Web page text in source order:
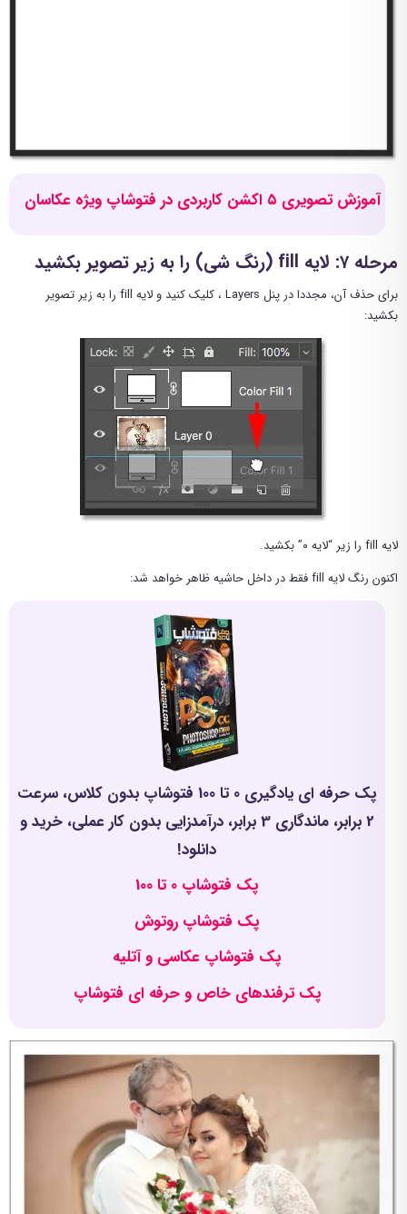
آموزش تصویری ۵ اکشن کاربردی در فتوشاپ ویژه عکاسان
مرحله ۷: لایه fill (رنگ شی) را به زیر تصویر بکشید
برای حذف آن، مجددا در پنل Layers ، کلیک کنید و لایه fill را به زیر تصویر
بکشید:
لایه fill را زیر “لایه ۰” بکشید.
اکنون رنگ لایه fill فقط در داخل حاشیه ظاهر خواهد شد:
پک حرفه ای یادگیری 0 تا 100 فتوشاپ بدون کلاس، سرعت
2 برابر، ماندگاری 3 برابر، درآمدزایی بدون کار عملی، خرید و
دانلود!
پک فتوشاپ 0 تا 100
پک فتوشاپ روتوش
پک فتوشاپ عکاسی و آتلیه
پک ترفندهای خاص و حرفه ای فتوشاپ